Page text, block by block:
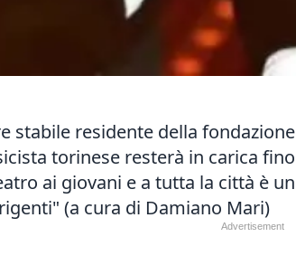
stabile residente della
torinese resterà in carica
ai giovani e a tutta la città è
(a cura di Damiano Mari)